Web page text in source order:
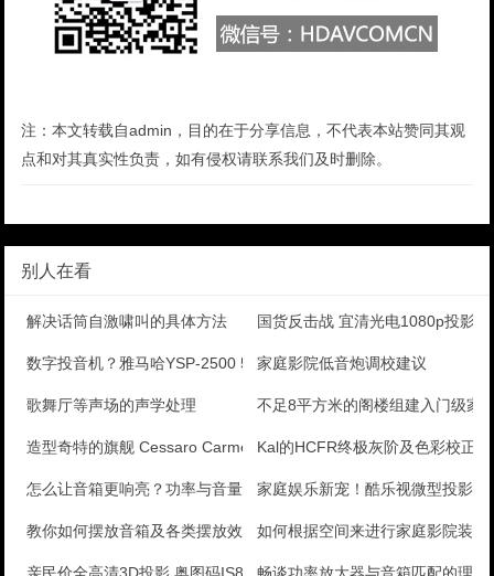
注：本文转载自admin，目的在于分享信息，不代表本站赞同其观
点和对其真实性负责，如有侵权请联系我们及时删除。
别人在看
解决话筒自激啸叫的具体方法 国货反击战 宜清光电1080p投影
数字投音机？雅马哈YSP-2500 5.1声道Sou家庭影院低音炮调校建议
歌舞厅等声场的声学处理 不足8平方米的阁楼组建入门级家
造型奇特的旗舰 Cessaro Carmen号角喇叭Kal的HCFR终极灰阶及色彩校正
怎么让音箱更响亮？功率与音量之间的秘密家庭娱乐新宠！酷乐视微型投影机
教你如何摆放音箱及各类摆放效果如何根据空间来进行家庭影院装修